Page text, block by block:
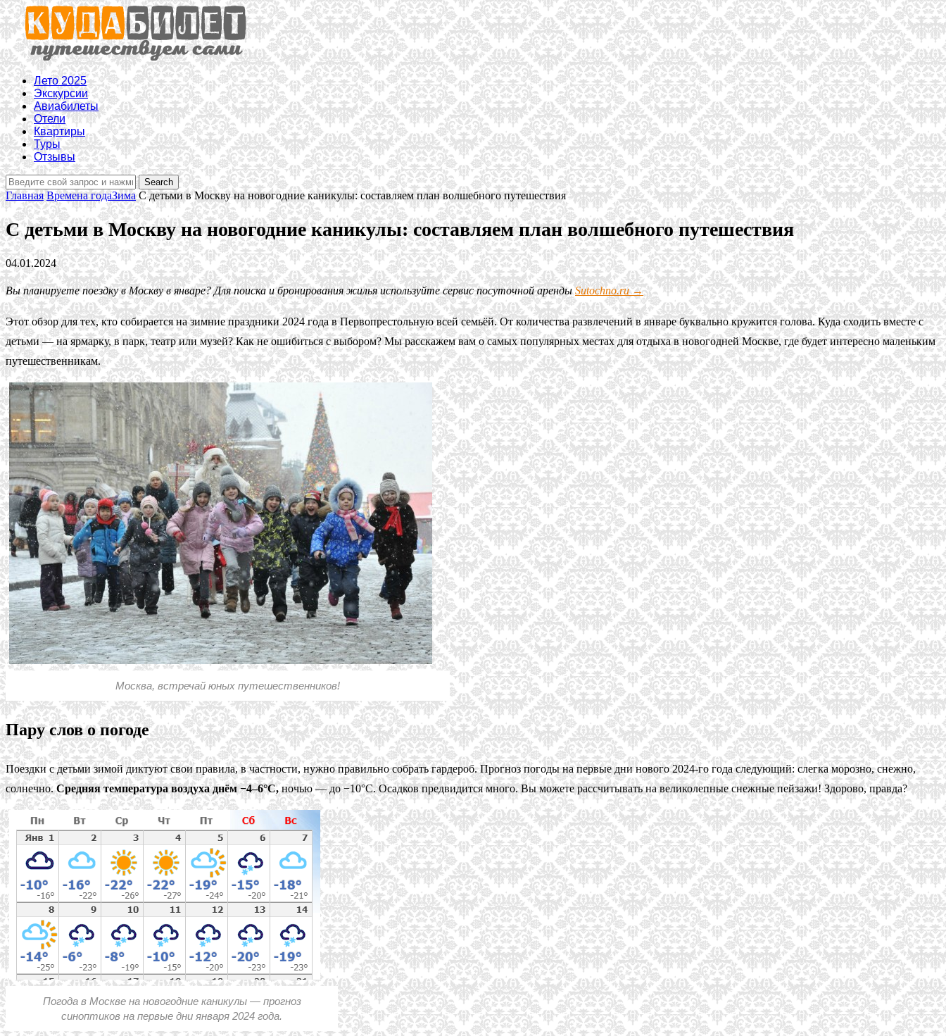
Лето 2025
Экскурсии
Авиабилеты
Отели
Квартиры
Туры
Отзывы
Главная Времена годаЗима С детьми в Москву на новогодние каникулы: составляем план волшебного путешествия
С детьми в Москву на новогодние каникулы: составляем план волшебного путешествия
04.01.2024
Вы планируете поездку в Москву в январе? Для поиска и бронирования жилья используйте сервис посуточной арендыSutochno.ru →
Этот обзор для тех, кто собирается на зимние праздники 2024 года в Первопрестольную всей семьёй. От количества развлечений в январе буквально кружится голова. Куда сходить вместе с
детьми — на ярмарку, в парк, театр или музей? Как не ошибиться с выбором? Мы расскажем вам о самых популярных местах для отдыха в новогодней Москве, где будет интересно маленьким
путешественникам.
Москва, встречай юных путешественников!
Пару слов о погоде
Поездки с детьми зимой диктуют свои правила, в частности, нужно правильно собрать гардероб. Прогноз погоды на первые дни нового 2024-го года следующий: слегка морозно, снежно,
солнечно.Средняя температура воздуха днём −4–6°C,ночью — до −10°C. Осадков предвидится много. Вы можете рассчитывать на великолепные снежные пейзажи! Здорово, правда?
Погода в Москве на новогодние каникулы — прогноз
синоптиков на первые дни января 2024 года.